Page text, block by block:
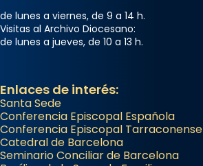
de lunes a viernes, de 9 a 14 h.
Visitas al Archivo Diocesano:
de lunes a jueves, de 10 a 13 h.
Enlaces de interés:
Santa Sede
Conferencia Episcopal Española
Conferencia Episcopal Tarraconense
Catedral de Barcelona
Seminario Conciliar de Barcelona